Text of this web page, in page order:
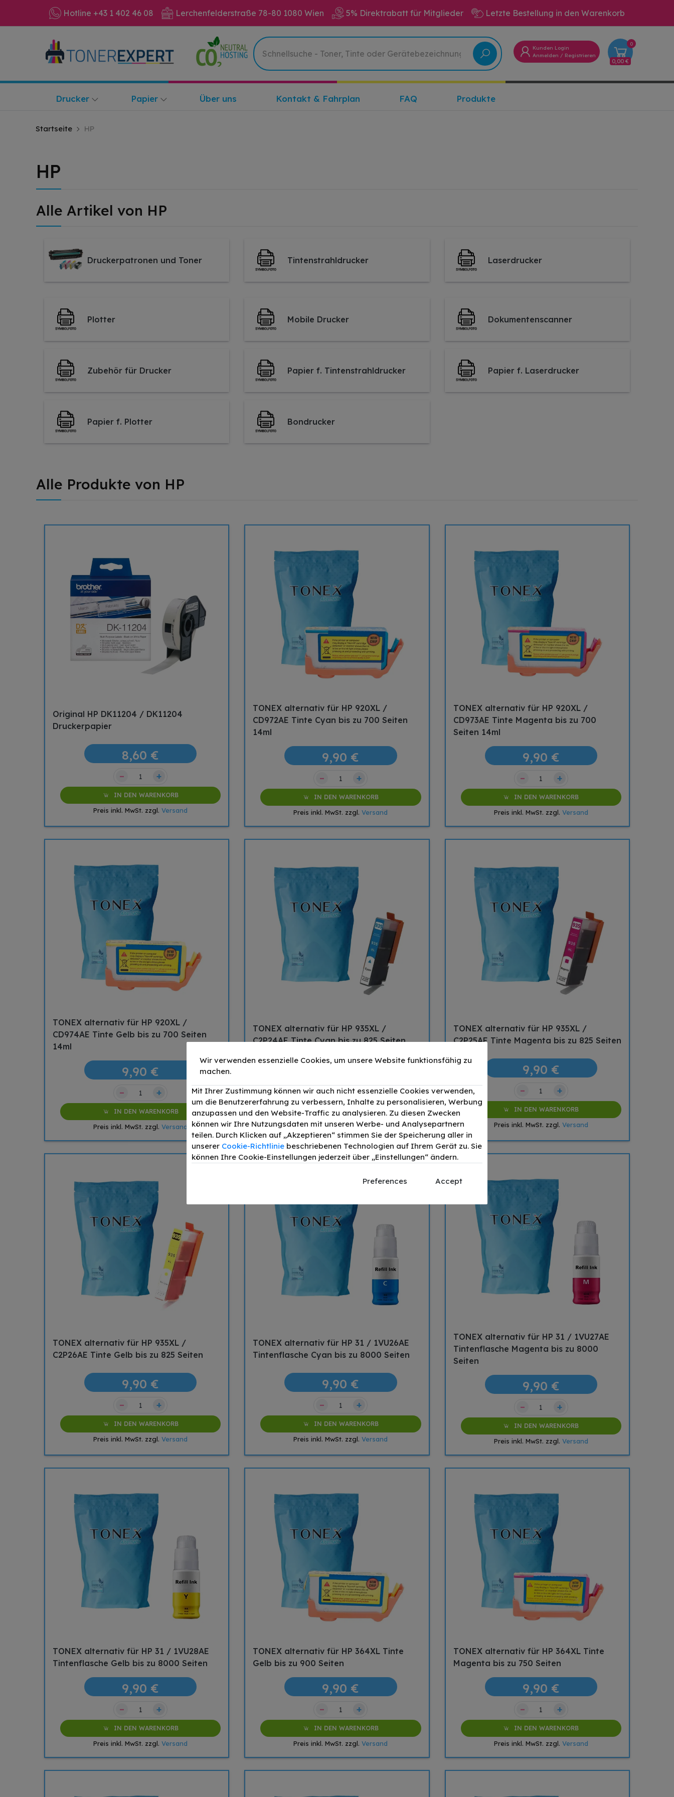
Hotline +43 1 402 46 08 Lerchenfelderstraße 78-80 1080 Wien 5% Direktrabatt für Mitglieder Letzte Bestellung in den Warenkorb
Kunden Login
Anmelden / Registrieren
0
0,00 €
Drucker Papier Über uns Kontakt & Fahrplan FAQ Produkte
Startseite HP
HP
Alle Artikel von HP
Druckerpatronen und Toner Tintenstrahldrucker Laserdrucker
Plotter Mobile Drucker Dokumentenscanner
Zubehör für Drucker Papier f. Tintenstrahldrucker Papier f. Laserdrucker
Papier f. Plotter Bondrucker
Alle Produkte von HP
Original HP DK11204 / DK11204
Druckerpapier
8,60 €
– +
IN DEN WARENKORB
Preis inkl. MwSt. zzgl.Versand
TONEX alternativ für HP 920XL /
CD972AE Tinte Cyan bis zu 700 Seiten
14ml
9,90 €
– +
IN DEN WARENKORB
Preis inkl. MwSt. zzgl.Versand
TONEX alternativ für HP 920XL /
CD973AE Tinte Magenta bis zu 700
Seiten 14ml
9,90 €
– +
IN DEN WARENKORB
Preis inkl. MwSt. zzgl. Versand
TONEX alternativ für HP 920XL /
CD974AE Tinte Gelb bis zu 700 Seiten
14ml
9,90 €
– +
IN DEN WARENKORB
Preis inkl. MwSt. zzgl.Versand
TONEX alternativ für HP 935XL /
C2P24AE Tinte Cyan bis zu 825 Seiten
9,90 €
– +
IN DEN WARENKORB
Preis inkl. MwSt. zzgl.Versand
TONEX alternativ für HP 935XL /
C2P25AE Tinte Magenta bis zu 825 Seiten
9,90 €
– +
IN DEN WARENKORB
Preis inkl. MwSt. zzgl. Versand
TONEX alternativ für HP 935XL /
C2P26AE Tinte Gelb bis zu 825 Seiten
9,90 €
– +
IN DEN WARENKORB
Preis inkl. MwSt. zzgl.Versand
TONEX alternativ für HP 31 / 1VU26AE
Tintenflasche Cyan bis zu 8000 Seiten
9,90 €
– +
IN DEN WARENKORB
Preis inkl. MwSt. zzgl.Versand
TONEX alternativ für HP 31 / 1VU27AE
Tintenflasche Magenta bis zu 8000
Seiten
9,90 €
– +
IN DEN WARENKORB
Preis inkl. MwSt. zzgl. Versand
TONEX alternativ für HP 31 / 1VU28AE
Tintenflasche Gelb bis zu 8000 Seiten
9,90 €
– +
IN DEN WARENKORB
Preis inkl. MwSt. zzgl.Versand
TONEX alternativ für HP 364XL Tinte
Gelb bis zu 900 Seiten
9,90 €
– +
IN DEN WARENKORB
Preis inkl. MwSt. zzgl.Versand
TONEX alternativ für HP 364XL Tinte
Magenta bis zu 750 Seiten
9,90 €
– +
IN DEN WARENKORB
Preis inkl. MwSt. zzgl. Versand
Wir verwenden essenzielle Cookies, um unsere Website funktionsfähig zu
machen.
Mit Ihrer Zustimmung können wir auch nicht essenzielle Cookies verwenden,
um die Benutzererfahrung zu verbessern, Inhalte zu personalisieren, Werbung
anzupassen und den Website-Traffic zu analysieren. Zu diesen Zwecken
können wir Ihre Nutzungsdaten mit unseren Werbe- und Analysepartnern
teilen. Durch Klicken auf „Akzeptieren“ stimmen Sie der Speicherung aller in
unserer Cookie-Richtlinie beschriebenen Technologien auf Ihrem Gerät zu. Sie
können Ihre Cookie-Einstellungen jederzeit über „Einstellungen“ ändern.
Preferences Accept